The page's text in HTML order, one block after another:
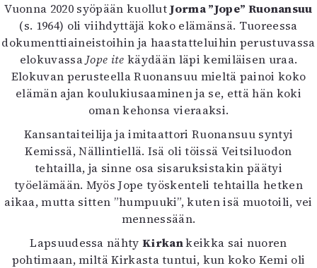
Kuvataide
Kirjat
In English
Esitystaide
Arkisto
4/2026
2–3/2026
1/2026
6/2025
5/2025 saame
Lehtiarkisto
Vuonna 2020 syöpään kuollutJorma ”Jope” Ruonansuu
(s. 1964) oli viihdyttäjä koko elämänsä. Tuoreessa
dokumenttiaineistoihin ja haastatteluihin perustuvassa
elokuvassa Jope itekäydään läpi kemiläisen uraa.
Elokuvan perusteella Ruonansuu mieltä painoi koko
elämän ajan koulukiusaaminen ja se, että hän koki
oman kehonsa vieraaksi.
Kansantaiteilija ja imitaattori Ruonansuu syntyi
Kemissä, Nällintiellä. Isä oli töissä Veitsiluodon
tehtailla, ja sinne osa sisaruksistakin päätyi
työelämään. Myös Jope työskenteli tehtailla hetken
aikaa, mutta sitten ”humpuuki”, kuten isä muotoili, vei
mennessään.
Lapsuudessa nähtyKirkankeikka sai nuoren
pohtimaan, miltä Kirkasta tuntui, kun koko Kemi oli